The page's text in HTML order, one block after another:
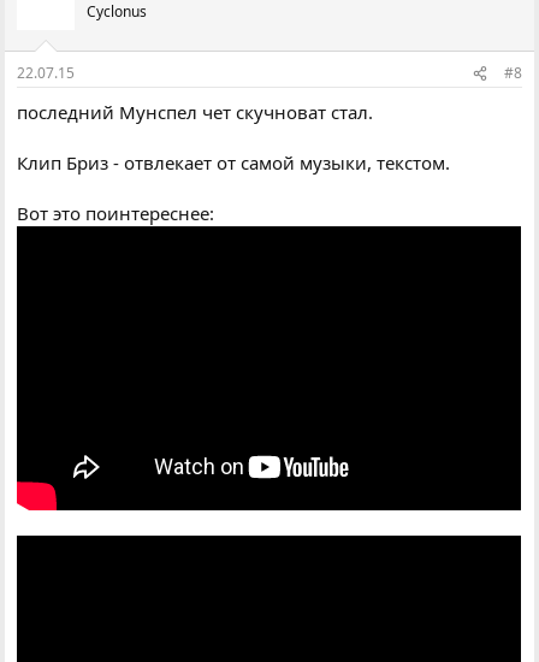
Cyclonus
22.07.15 #8
последний Мунспел чет скучноват стал.
Клип Бриз - отвлекает от самой музыки, текстом.
Вот это поинтереснее: